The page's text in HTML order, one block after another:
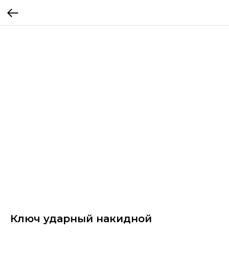
Ключ ударный накидной